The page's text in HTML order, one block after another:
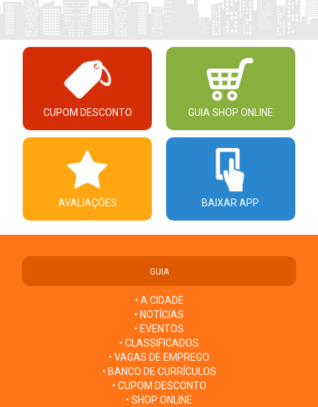
CUPOM DESCONTO GUIA SHOP ONLINE
AVALIAÇÕES BAIXAR APP
GUIA
• A CIDADE
• NOTÍCIAS
• EVENTOS
• CLASSIFICADOS
• VAGAS DE EMPREGO
• BANCO DE CURRÍCULOS
• CUPOM DESCONTO
• SHOP ONLINE